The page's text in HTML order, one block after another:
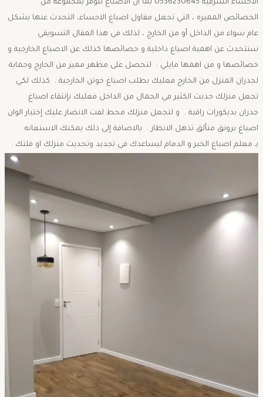
الاحساء الشرقية 0536230645 بما ان الاصباغ تتوفر بمجموعه من
الخصائص المميزه ، التي تجعل مقاول اصباغ الاحساء، التحدث عنها بشكل
عام سواء من الداخل أو من الخارج ، لذلك في هذا المقال التسويقي
سنتحدث عن اهمية اصباغ داخلية و خصائصها كذلك عن الاصباغ الخارجية و
خصائصها و من اهمها مايلي : لتحصل على مظهر مميز من الخارج وحماية
لجدران المنزل من الخارج فعليك بطلب اصباغ جوتن الخارجية . كذلك لكي
تجعل منزلك حديث الكثير في الجمال من الداخل فعليك بإنتقاء اصباغ
جدران بديكورات راقية . و لتجعل منزلك محط لفت الانضار عليك إختيار الوان
اصباغ برونق متألق تذهل الانظار . بالاضافة إلى ذلك يمكنك الاستعانه
بـ معلم اصباغ الخبر و الدمام ليساعدك في تجديد وتحديث منزلك او فلتك .